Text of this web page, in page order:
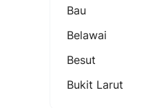
Bau
Belawai
Besut
Bukit Larut